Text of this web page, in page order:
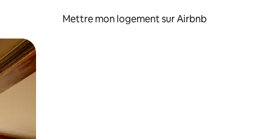
Mettre mon logement sur Airbnb